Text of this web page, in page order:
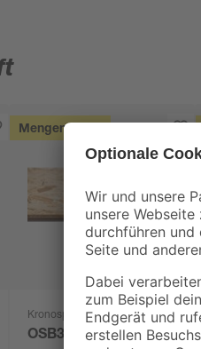
Mengenrabatt
Kronospan
OSB3-Verlegeplatte